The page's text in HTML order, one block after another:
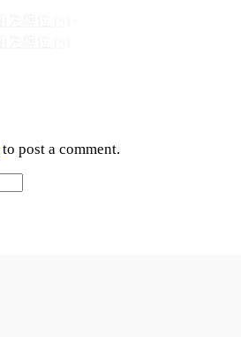
to post a comment.